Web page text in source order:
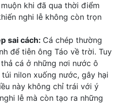
khi đã qua thời điểm
nghi lễ không còn trọn
sai cách: Cá chép thường
để tiễn ông Táo về trời. Tuy
cá ở những nơi nước ô
nilon xuống nước, gây hại
này không chỉ trái với ý
lễ mà còn tạo ra những